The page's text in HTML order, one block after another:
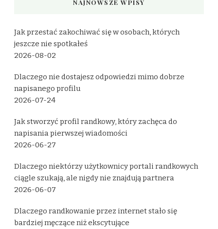
NAJNOWSZE WPISY
Jak przestać zakochiwać się w osobach, których
jeszcze nie spotkałeś
2026-08-02
Dlaczego nie dostajesz odpowiedzi mimo dobrze
napisanego profilu
2026-07-24
Jak stworzyć profil randkowy, który zachęca do
napisania pierwszej wiadomości
2026-06-27
Dlaczego niektórzy użytkownicy portali randkowych
ciągle szukają, ale nigdy nie znajdują partnera
2026-06-07
Dlaczego randkowanie przez internet stało się
bardziej męczące niż ekscytujące